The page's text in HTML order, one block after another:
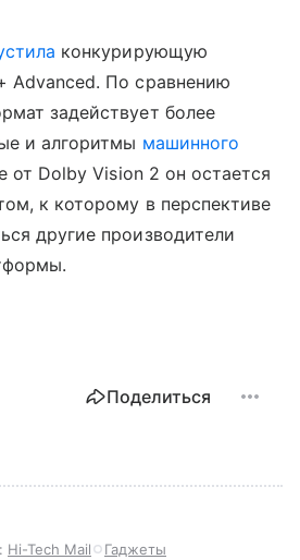
конкурирующую
Advanced. По сравнению
задействует более
и алгоритмы машинного
от Dolby Vision 2 он остается
к которому в перспективе
другие производители
Поделиться
Hi-Tech Mail Гаджеты